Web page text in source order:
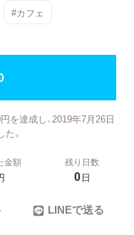
#カフェ
を達成し、2019年7月26日
。
金額 残り日数
0日
LINEで送る